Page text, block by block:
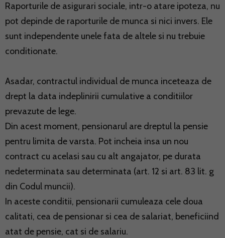
Raporturile de asigurari sociale, intr-o atare ipoteza, nu
pot depinde de raporturile de munca si nici invers. Ele
sunt independente unele fata de altele si nu trebuie
conditionate.
Asadar, contractul individual de munca inceteaza de
drept la data indeplinirii cumulative a conditiilor
prevazute de lege.
Din acest moment, pensionarul are dreptul la pensie
pentru limita de varsta. Pot incheia insa un nou
contract cu acelasi sau cu alt angajator, pe durata
nedeterminata sau determinata (art. 12 si art. 83 lit. g
din Codul muncii).
In aceste conditii, pensionarii cumuleaza cele doua
calitati, cea de pensionar si cea de salariat, beneficiind
atat de pensie, cat si de salariu.